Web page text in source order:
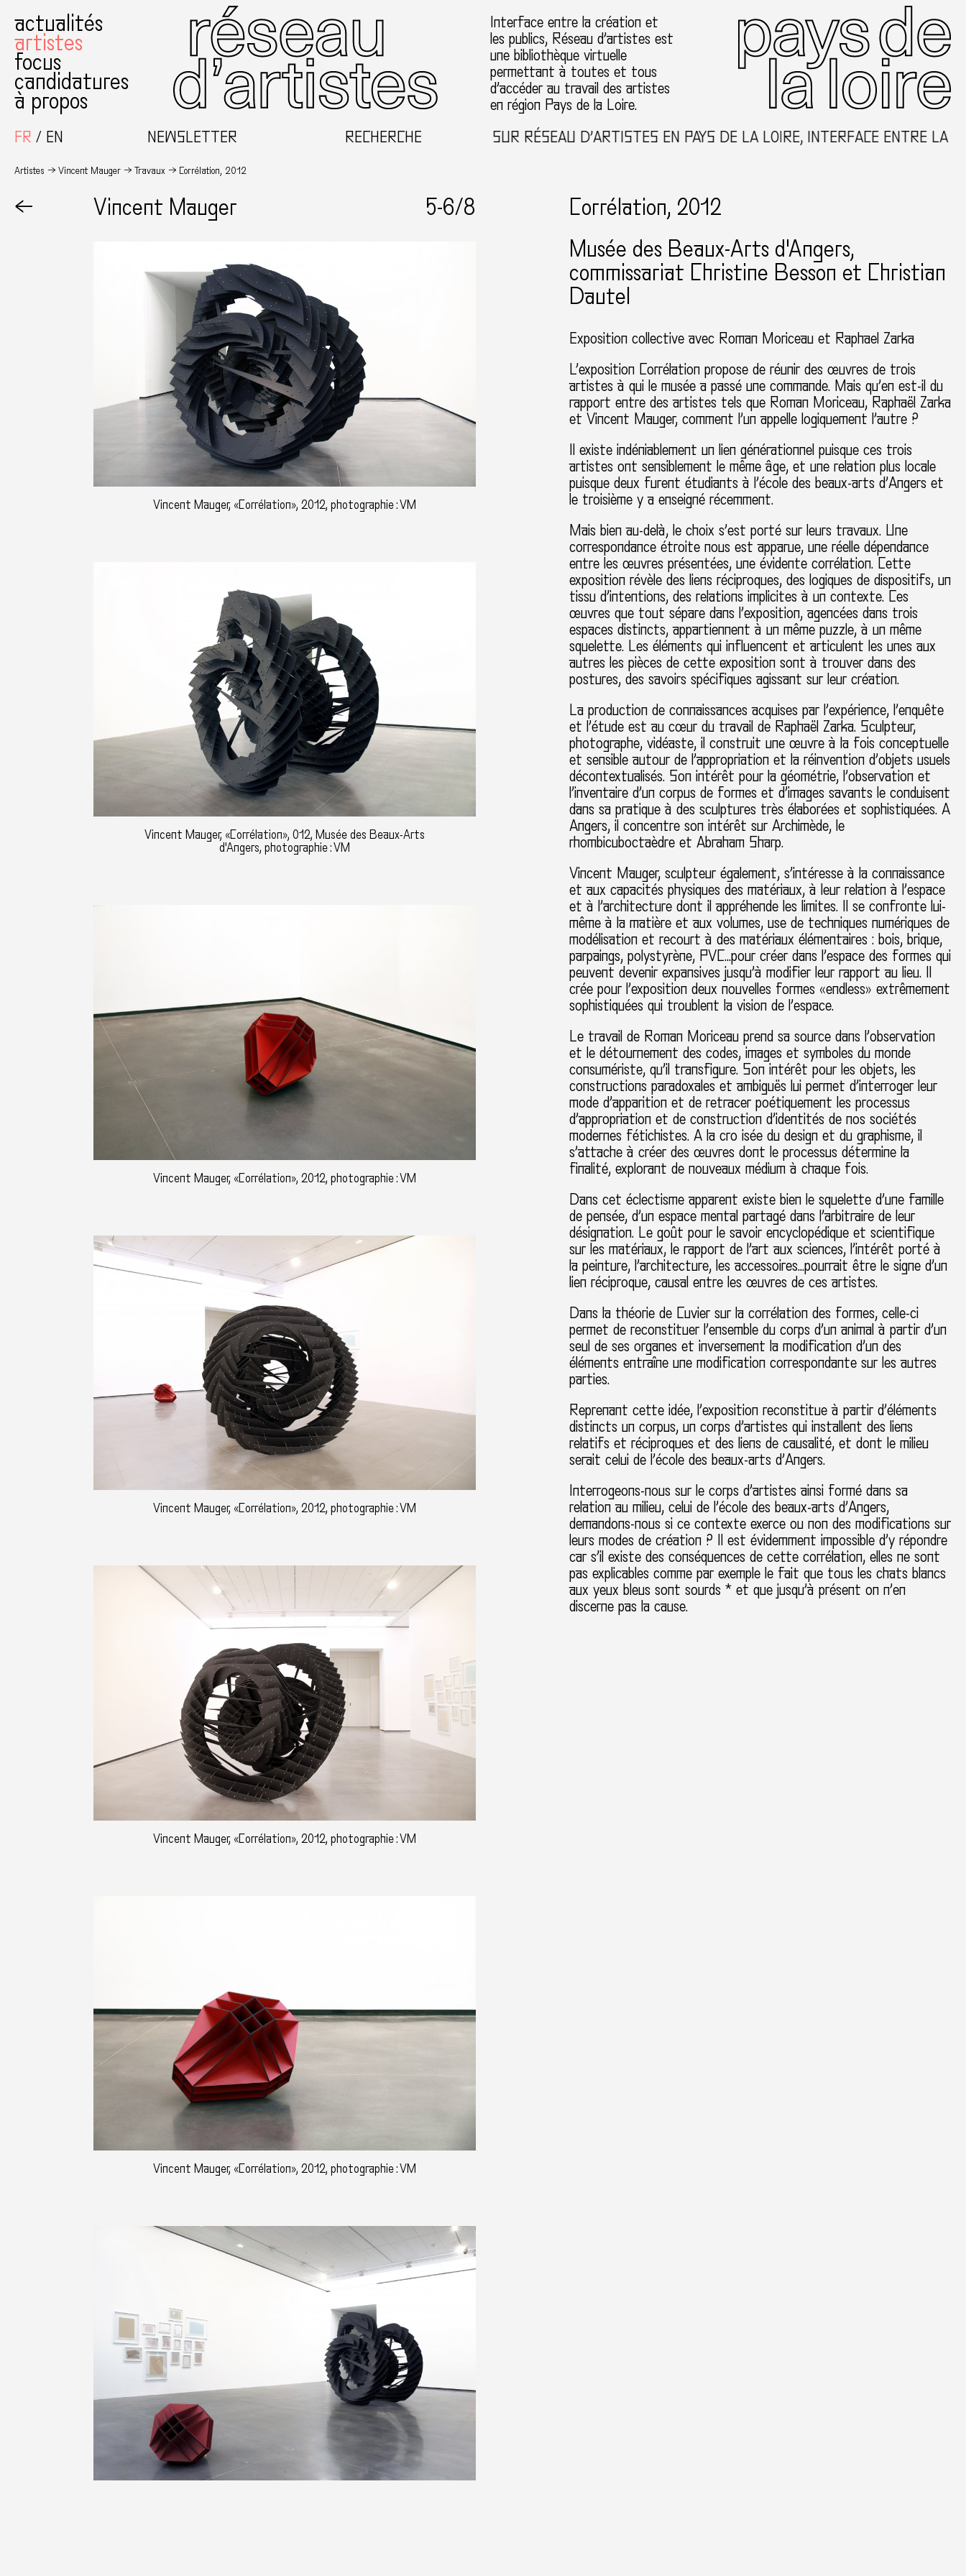
actualités
artistes
focus
candidatures
à propos
Interface entre la création et
les publics, Réseau d’artistes est
une bibliothèque virtuelle
permettant à toutes et tous
d’accéder au travail des artistes
en région Pays de la Loire.
FR
EN NEWSLETTER RECHERCHEBIENVENUE SUR RÉSEAU D’ARTISTES EN PAYS DE LA LOIRE, INTERFACE ENTRE LA
Artistes Vincent Mauger Travaux Corrélation, 2012
← Vincent Mauger 5-6/8
Vincent Mauger, «Corrélation», 2012, photographie : VM
Vincent Mauger, «Corrélation», 012, Musée des Beaux-Arts
d'Angers, photographie : VM
Vincent Mauger, «Corrélation», 2012, photographie : VM
Vincent Mauger, «Corrélation», 2012, photographie : VM
Vincent Mauger, «Corrélation», 2012, photographie : VM
Vincent Mauger, «Corrélation», 2012, photographie : VM
Corrélation, 2012
Musée des Beaux-Arts d'Angers
commissariat Christine Besson et Christian
Dautel
Exposition collective avec Roman Moriceau et Raphael Zarka
L’exposition Corrélation propose de réunir des œuvres de trois
artistes à qui le musée a passé une commande. Mais qu’en est-il du
rapport entre des artistes tels que Roman Moriceau, Raphaël Zarka
et Vincent Mauger, comment l’un appelle logiquement l’autre ?
Il existe indéniablement un lien générationnel puisque ces trois
artistes ont sensiblement le même âge, et une relation plus locale
puisque deux furent étudiants à l’école des beaux-arts d’Angers et
le troisième y a enseigné récemment.
Mais bien au-delà, le choix s’est porté sur leurs travaux. Une
correspondance étroite nous est apparue, une réelle dépendance
entre les œuvres présentées, une évidente corrélation. Cette
exposition révèle des liens réciproques, des logiques de dispositifs, un
tissu d’intentions, des relations implicites à un contexte. Ces
œuvres que tout sépare dans l’exposition, agencées dans trois
espaces distincts, appartiennent à un même puzzle, à un même
squelette. Les éléments qui influencent et articulent les unes aux
autres les pièces de cette exposition sont à trouver dans des
postures, des savoirs spécifiques agissant sur leur création.
La production de connaissances acquises par l’expérience, l’enquête
et l’étude est au cœur du travail de Raphaël Zarka. Sculpteur,
photographe, vidéaste, il construit une œuvre à la fois conceptuelle
et sensible autour de l’appropriation et la réinvention d’objets usuels
décontextualisés. Son intérêt pour la géométrie, l’observation et
l’inventaire d’un corpus de formes et d’images savants le conduisent
dans sa pratique à des sculptures très élaborées et sophistiquées. A
Angers, il concentre son intérêt sur Archimède, le
rhombicuboctaèdre et Abraham Sharp.
Vincent Mauger, sculpteur également, s’intéresse à la connaissance
et aux capacités physiques des matériaux, à leur relation à l’espace
et à l’architecture dont il appréhende les limites. Il se confronte lui-
même à la matière et aux volumes, use de techniques numériques de
modélisation et recourt à des matériaux élémentaires : bois, brique,
parpaings, polystyrène, PVC…pour créer dans l’espace des formes qui
peuvent devenir expansives jusqu’à modifier leur rapport au lieu. Il
crée pour l’exposition deux nouvelles formes «endless» extrêmement
sophistiquées qui troublent la vision de l’espace.
Le travail de Roman Moriceau prend sa source dans l’observation
et le détournement des codes, images et symboles du monde
consumériste, qu’il transfigure. Son intérêt pour les objets, les
constructions paradoxales et ambiguës lui permet d’interroger leur
mode d’apparition et de retracer poétiquement les processus
d’appropriation et de construction d’identités de nos sociétés
modernes fétichistes. A la cro isée du design et du graphisme, il
s’attache à créer des œuvres dont le processus détermine la
finalité, explorant de nouveaux médium à chaque fois.
Dans cet éclectisme apparent existe bien le squelette d’une famille
de pensée, d’un espace mental partagé dans l’arbitraire de leur
désignation. Le goût pour le savoir encyclopédique et scientifique
sur les matériaux, le rapport de l’art aux sciences, l’intérêt porté à
la peinture, l’architecture, les accessoires…pourrait être le signe d’un
lien réciproque, causal entre les œuvres de ces artistes.
Dans la théorie de Cuvier sur la corrélation des formes, celle-ci
permet de reconstituer l’ensemble du corps d’un animal à partir d’un
seul de ses organes et inversement la modification d’un des
éléments entraîne une modification correspondante sur les autres
parties.
Reprenant cette idée, l’exposition reconstitue à partir d’éléments
distincts un corpus, un corps d’artistes qui installent des liens
relatifs et réciproques et des liens de causalité, et dont le milieu
serait celui de l’école des beaux-arts d’Angers.
Interrogeons-nous sur le corps d’artistes ainsi formé dans sa
relation au milieu, celui de l’école des beaux-arts d’Angers,
demandons-nous si ce contexte exerce ou non des modifications sur
leurs modes de création ? Il est évidemment impossible d’y répondre
car s’il existe des conséquences de cette corrélation, elles ne sont
pas explicables comme par exemple le fait que tous les chats blancs
aux yeux bleus sont sourds * et que jusqu’à présent on n’en
discerne pas la cause.